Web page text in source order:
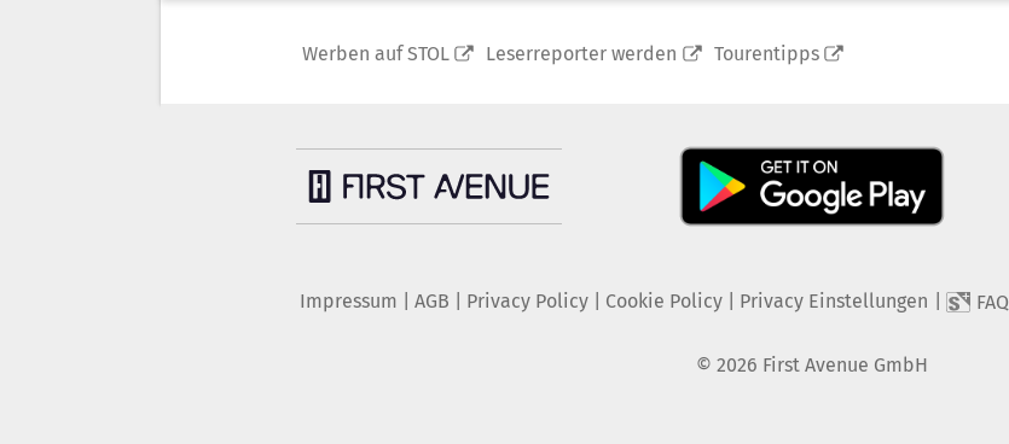
Werben auf STOL Leserreporter werden Tourentipps
Impressum AGB Privacy Policy| Cookie Policy| Privacy Einstellungen FAQ
© 2026 First Avenue GmbH